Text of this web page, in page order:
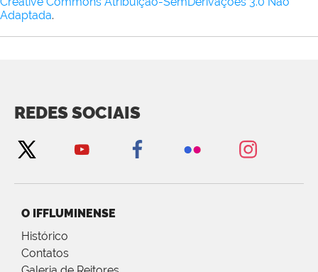
Adaptada.
REDES SOCIAIS
O IFFLUMINENSE
Histórico
Contatos